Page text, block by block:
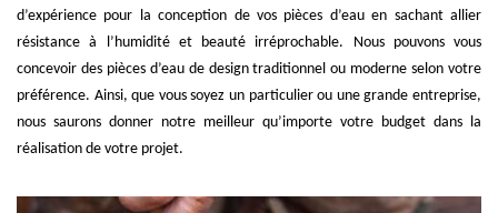
d’expérience pour la conception de vos pièces d’eau en sachant allier
résistance à l’humidité et beauté irréprochable. Nous pouvons vous
concevoir des pièces d’eau de design traditionnel ou moderne selon votre
préférence. Ainsi, que vous soyez un particulier ou une grande entreprise,
nous saurons donner notre meilleur qu’importe votre budget dans la
réalisation de votre projet.